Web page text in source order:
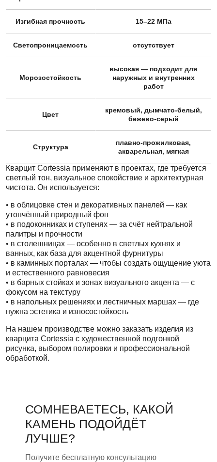
Изгибная прочность 15–22 МПа
Светопроницаемость отсутствует
Морозостойкость
высокая — подходит для
наружных и внутренних
работ
Цвет
кремовый, дымчато-белый,
бежево-серый
Структура
плавно-прожилковая,
акварельная, мягкая
Кварцит Cortessia применяют в проектах, где требуется
светлый тон, визуальное спокойствие и архитектурная
чистота. Он используется:
• в облицовке стен и декоративных панелей — как
утончённый природный фон
• в подоконниках и ступенях — за счёт нейтральной
палитры и прочности
• в столешницах — особенно в светлых кухнях и
ванных, как база для акцентной фурнитуры
• в каминных порталах — чтобы создать ощущение уюта
и естественного равновесия
• в барных стойках и зонах визуального акцента — с
фокусом на текстуру
• в напольных решениях и лестничных маршах — где
нужна эстетика и износостойкость
На нашем производстве можно заказать изделия из
кварцита Cortessia с художественной подгонкой
рисунка, выбором полировки и профессиональной
обработкой.
СОМНЕВАЕТЕСЬ, КАКОЙ
КАМЕНЬ ПОДОЙДЁТ
ЛУЧШЕ?
Получите бесплатную консультацию